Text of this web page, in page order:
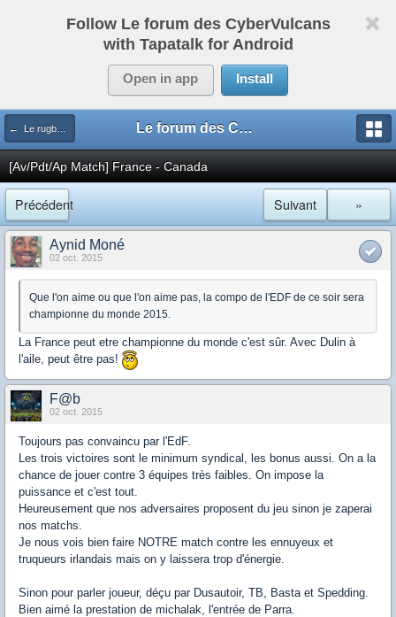
Follow Le forum des CyberVulcans
with Tapatalk for Android
Open in app Install
← Le rugby international Le forum des CyberVulcans
[Av/Pdt/Ap Match] France - Canada
Précédent »
Suivant
Aynid Moné
02 oct. 2015
Que l'on aime ou que l'on aime pas, la compo de l'EDF de ce soir sera
championne du monde 2015.
La France peut etre championne du monde c'est sûr. Avec Dulin à
l'aile, peut être pas!
F@b
02 oct. 2015
Toujours pas convaincu par l'EdF.
Les trois victoires sont le minimum syndical, les bonus aussi. On a la
chance de jouer contre 3 équipes très faibles. On impose la
puissance et c'est tout.
Heureusement que nos adversaires proposent du jeu sinon je zaperai
nos matchs.
Je nous vois bien faire NOTRE match contre les ennuyeux et
truqueurs irlandais mais on y laissera trop d'énergie.
Sinon pour parler joueur, déçu par Dusautoir, TB, Basta et Spedding.
Bien aimé la prestation de michalak, l'entrée de Parra.